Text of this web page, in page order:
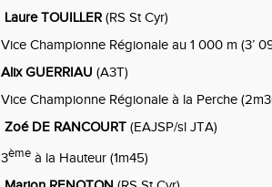
Laure TOUILLER (RS St Cyr)
Vice Championne Régionale au 1 000 m (3’
Alix GUERRIAU (A3T)
Vice Championne Régionale à la Perche
Zoé DE RANCOURT (EAJSP/sl JTA)
3ème à la Hauteur (1m45)